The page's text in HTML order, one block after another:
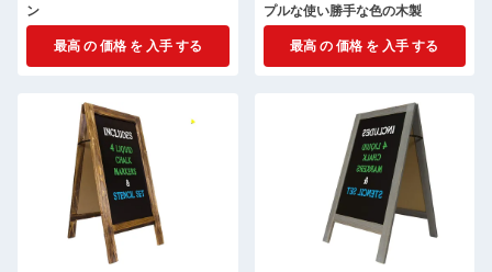
ン
最高 の 価格 を 入手 する
プルな使い勝手な色の木製
最高 の 価格 を 入手 する